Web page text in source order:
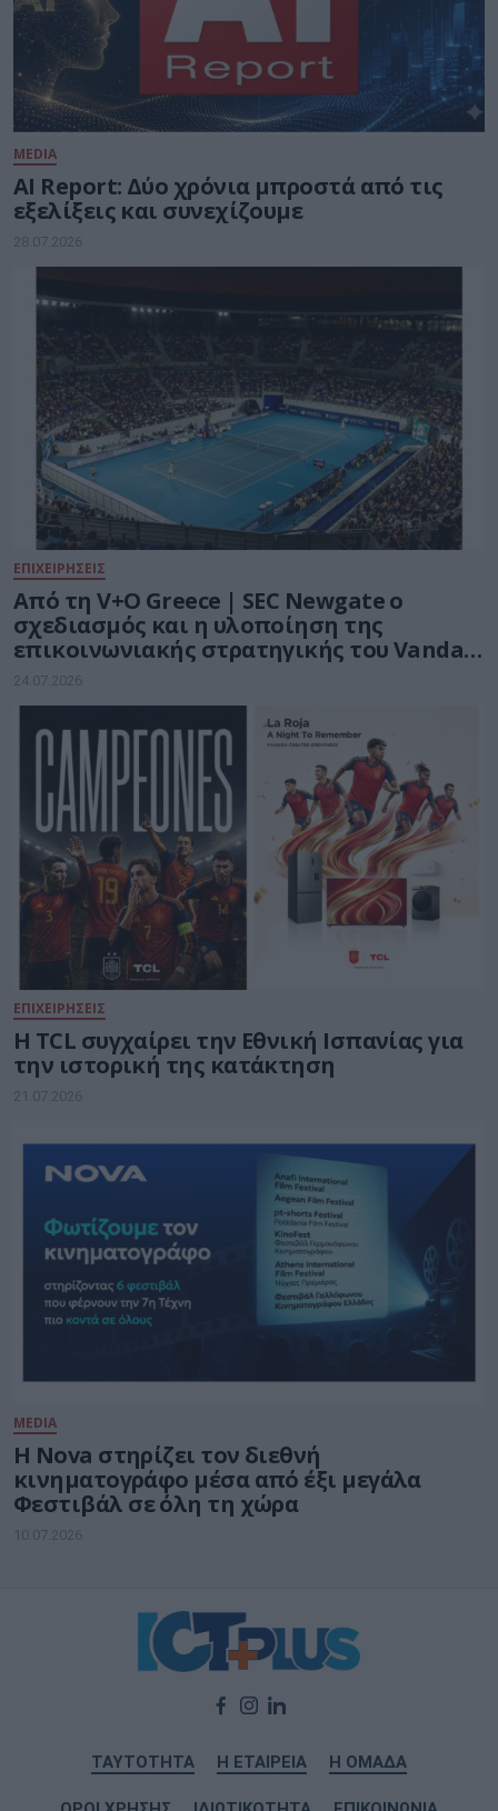
MEDIA
AI Report: Δύο χρόνια μπροστά από τις
εξελίξεις και συνεχίζουμε
28.07.2026
ΕΠΙΧΕΙΡΗΣΕΙΣ
Από τη V+O Greece | SEC Newgate ο
σχεδιασμός και η υλοποίηση της
επικοινωνιακής στρατηγικής του Vanda
Pharmaceuticals Athens Open WTA 250
24.07.2026
ΕΠΙΧΕΙΡΗΣΕΙΣ
Η TCL συγχαίρει την Εθνική Ισπανίας για
την ιστορική της κατάκτηση
21.07.2026
MEDIA
Η Nova στηρίζει τον διεθνή
κινηματογράφο μέσα από έξι μεγάλα
Φεστιβάλ σε όλη τη χώρα
10.07.2026
ΤΑΥΤΟΤΗΤΑ Η ΕΤΑΙΡΕΙΑ Η ΟΜΑΔΑ